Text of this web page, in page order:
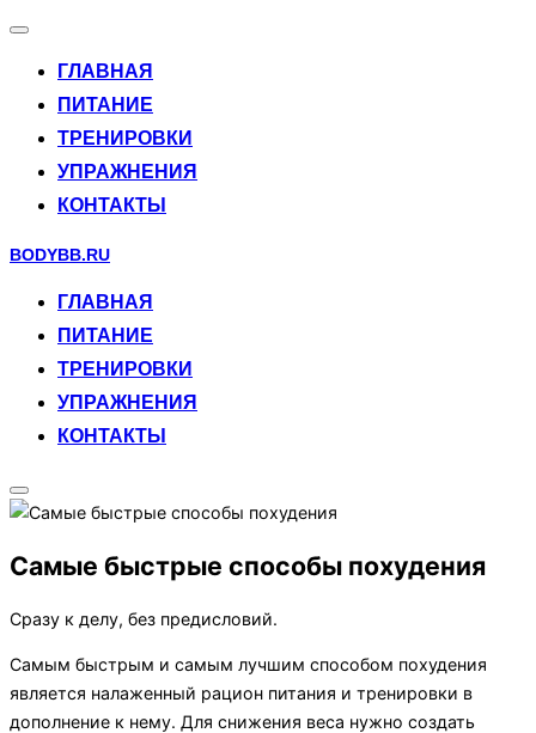
Переключить
ГЛАВНАЯ
ПИТАНИЕ
ТРЕНИРОВКИ
УПРАЖНЕНИЯ
КОНТАКТЫ
Перейти
содержимому
BODYBB.RU
ГЛАВНАЯ
ПИТАНИЕ
ТРЕНИРОВКИ
УПРАЖНЕНИЯ
КОНТАКТЫ
Переключить
боковую
и
навигацию
Самые быстрые способы похудения
Сразу к делу, без предисловий.
Самым быстрым и самым лучшим способом похудения
является налаженный рацион питания и тренировки в
дополнение к нему. Для снижения веса нужно создать